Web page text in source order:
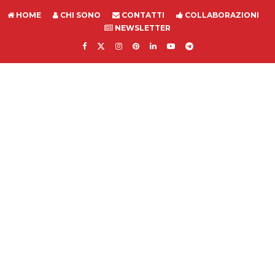
HOME CHI SONO CONTATTI
COLLABORAZIONI
NEWSLETTER